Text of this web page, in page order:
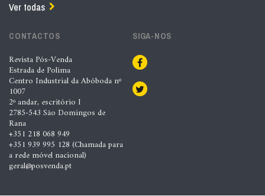
Ver todas
CONTACTOS
Revista Pós-Venda
Estrada de Polima
Centro Industrial da Abóboda nº
1007
2º andar, escritório I
2785-543 São Domingos de
Rana
+351 218 068 949
+351 939 995 128 (Chamada para
a rede móvel nacional)
geral@posvenda.pt
SIGA-NOS